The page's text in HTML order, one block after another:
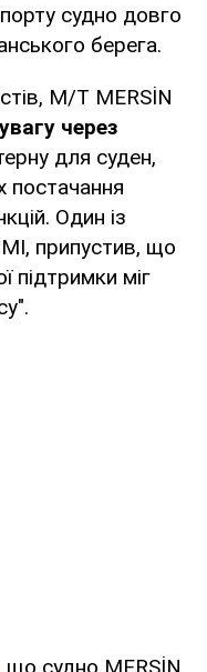
судно довго
берега.
M/T MERSİN
через
для суден,
Один із
припустив, що
підтримки міг
що судно MERSİN